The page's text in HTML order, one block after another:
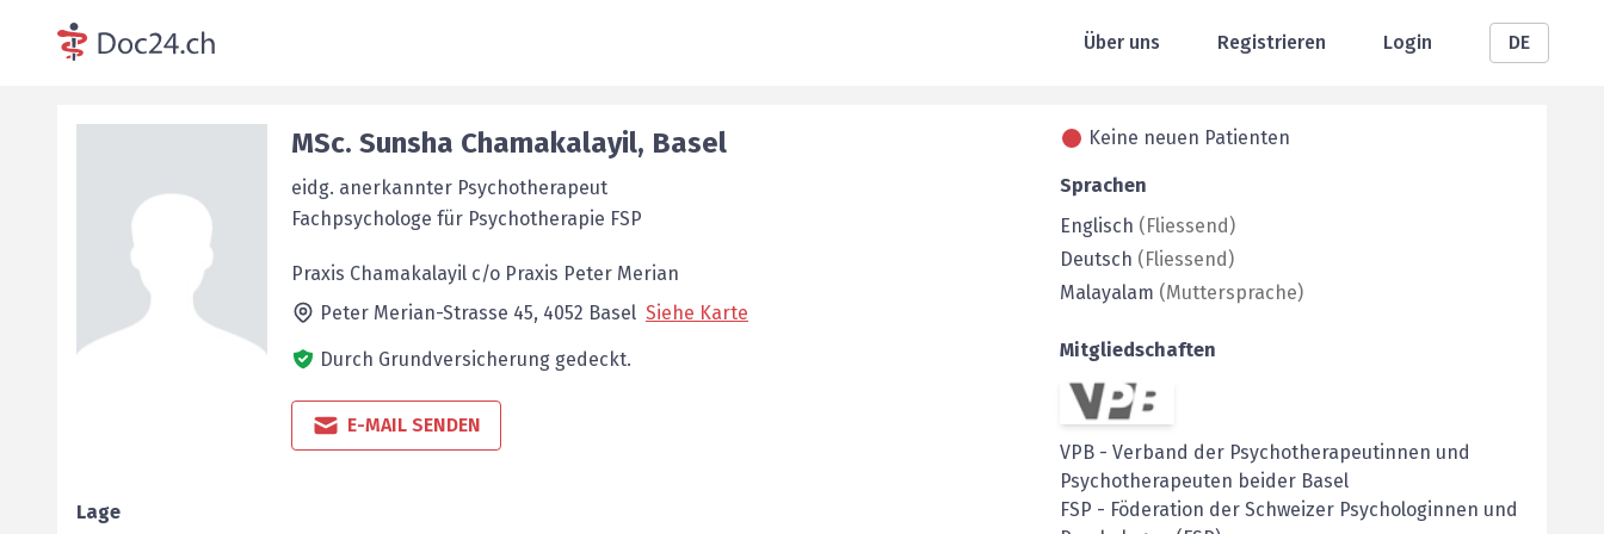
Über uns Registrieren Login DE
MSc. Sunsha Chamakalayil, Basel
eidg. anerkannter Psychotherapeut
Fachpsychologe für Psychotherapie FSP
Praxis Chamakalayil c/o Praxis Peter Merian
Peter Merian-Strasse 45, 4052 Basel Siehe Karte
Durch Grundversicherung gedeckt.
E-MAIL SENDEN
Lage
Keine neuen Patienten
Sprachen
Englisch (Fliessend)
Deutsch (Fliessend)
Malayalam (Muttersprache)
Mitgliedschaften
VPB - Verband der Psychotherapeutinnen und
Psychotherapeuten beider Basel
FSP - Föderation der Schweizer Psychologinnen und